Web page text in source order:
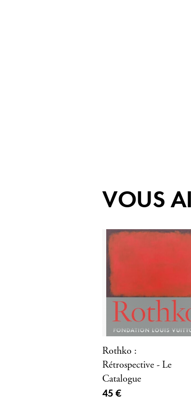
VOUS
Rothko :
Rétrospective - Le
Catalogue
Prix ​​actuel
45 €